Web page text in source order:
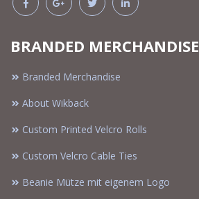
BRANDED MERCHANDISE
Branded Merchandise
About Wikback
Custom Printed Velcro Rolls
Custom Velcro Cable Ties
Beanie Mütze mit eigenem Logo